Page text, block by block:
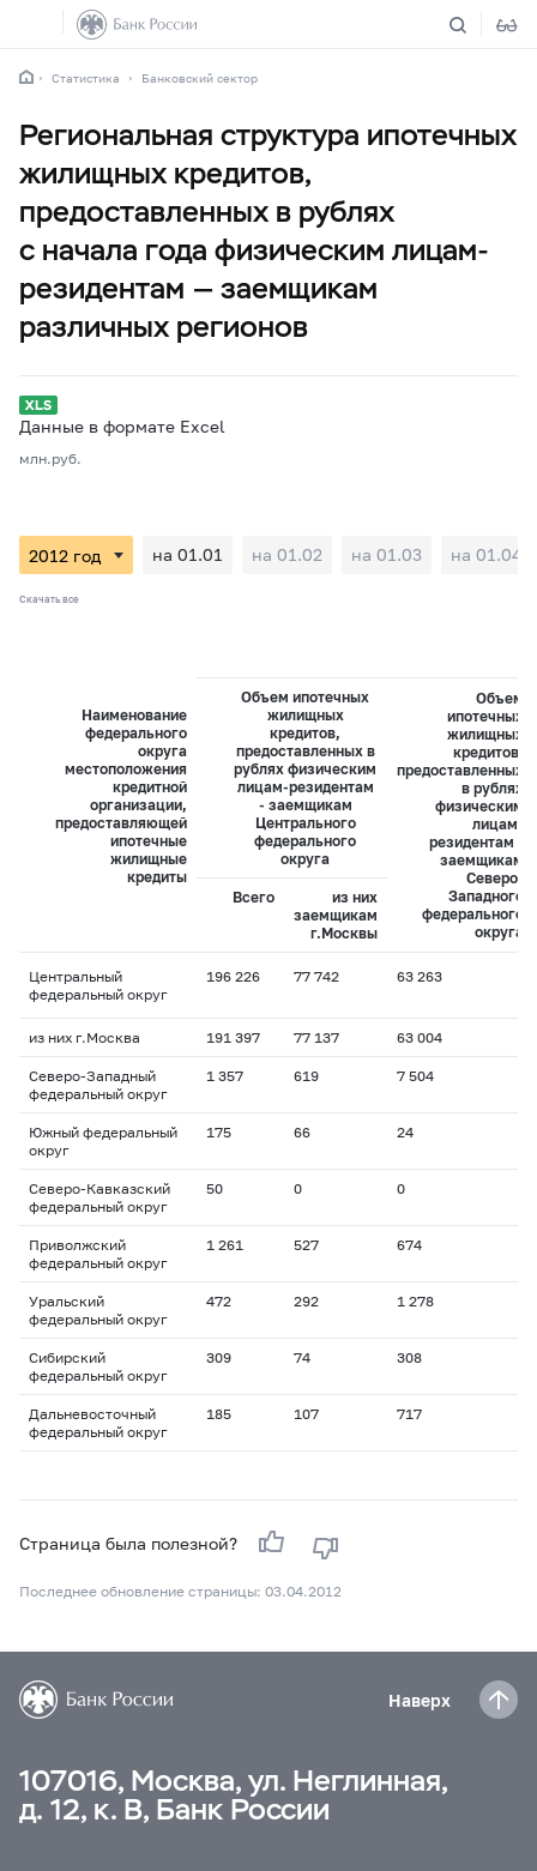
Статистика Банковский сектор
Региональная структура ипотечных
жилищных кредитов,
предоставленных в рублях
с начала года физическим лицам-
резидентам — заемщикам
различных регионов
Данные в формате Excel
млн.руб.
на 01.01 на 01.02 на 01.03 на 01.04
Скачать все
Наименование
федерального
округа
местоположения
кредитной
организации,
предоставляющей
ипотечные
жилищные
кредиты
Объем ипотечных
жилищных
кредитов,
предоставленных в
рублях физическим
лицам-резидентам
- заемщикам
Центрального
федерального
округа
Объем
ипотечных
жилищных
кредитов,
предоставленных
в рублях
физическим
лицам-
резидентам -
заемщикам
Северо-
Западного
федерального
округа
Всего
из них
заемщикам
г.Москвы
Центральный
федеральный округ
196 226 77 742 63 263
из них г.Москва 191 397 77 137 63 004
Северо-Западный
федеральный округ
1 357 619 7 504
Южный федеральный
округ
175 66 24
Северо-Кавказский
федеральный округ
50 0 0
Приволжский
федеральный округ
1 261 527 674
Уральский
федеральный округ
472 292 1 278
Сибирский
федеральный округ
309 74 308
Дальневосточный
федеральный округ
185 107 717
Страница была полезной?
Последнее обновление страницы: 03.04.2012
Наверх
107016, Москва, ул. Неглинная,
д. 12, к. В, Банк России